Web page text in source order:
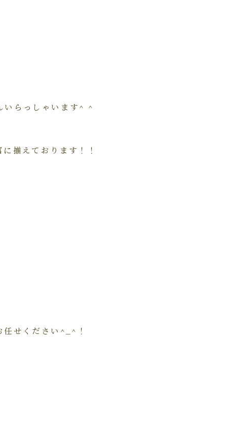
いらっしゃいます^ ^
揃えております！！
せください^_^！